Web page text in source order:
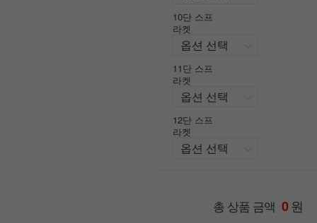
10단 스프
라켓
11단 스프
라켓
12단 스프
라켓
총 상품 금액 0원